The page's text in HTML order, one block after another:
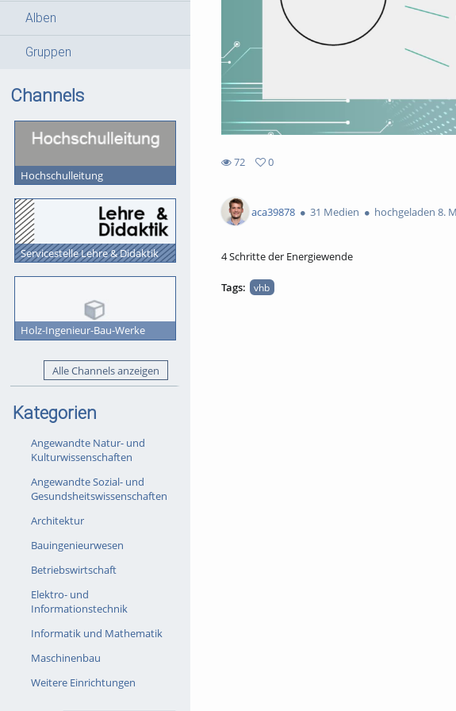
Alben
Gruppen
Channels
Hochschulleitung
Servicestelle Lehre & Didaktik
Holz-Ingenieur-Bau-Werke
Alle Channels anzeigen
Kategorien
Angewandte Natur- und
Kulturwissenschaften
Angewandte Sozial- und
Gesundsheitswissenschaften
Architektur
Bauingenieurwesen
Betriebswirtschaft
Elektro- und
Informationstechnik
Informatik und Mathematik
Maschinenbau
Weitere Einrichtungen
72
views
0
aca39878
31 Medien hochgeladen 8.
4 Schritte der Energiewende
Tags: vhb